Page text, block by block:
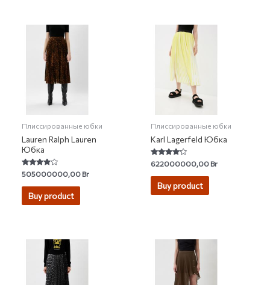
Плиссированные юбки
Lauren Ralph Lauren
Юбка
Rated
3.67
out of 5
505000000,00Br
Buy product
Плиссированные юбки
Karl Lagerfeld Юбка
Rated
4.00
out of 5
622000000,00Br
Buy product